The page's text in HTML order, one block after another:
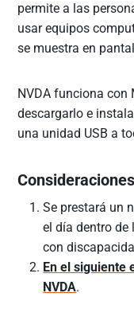
permite a las
usar equipos
se muestra en
NVDA funciona con
descargarlo e
una unidad USB a
Consideraciones
Se prestará un
el día dentro de
con
En el siguiente
NVDA.